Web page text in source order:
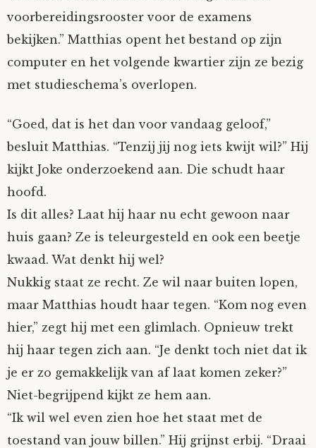
voorbereidingsrooster voor de examens
bekijken.” Matthias opent het bestand op zijn
computer en het volgende kwartier zijn ze bezig
met studieschema’s overlopen.
“Goed, dat is het dan voor vandaag geloof,”
besluit Matthias. “Tenzij jij nog iets kwijt wil?” Hij
kijkt Joke onderzoekend aan. Die schudt haar
hoofd.
Is dit alles? Laat hij haar nu echt gewoon naar
huis gaan? Ze is teleurgesteld en ook een beetje
kwaad. Wat denkt hij wel?
Nukkig staat ze recht. Ze wil naar buiten lopen,
maar Matthias houdt haar tegen. “Kom nog even
hier,” zegt hij met een glimlach. Opnieuw trekt
hij haar tegen zich aan. “Je denkt toch niet dat ik
je er zo gemakkelijk van af laat komen zeker?”
Niet-begrijpend kijkt ze hem aan.
“Ik wil wel even zien hoe het staat met de
toestand van jouw billen.” Hij grijnst erbij. “Draai